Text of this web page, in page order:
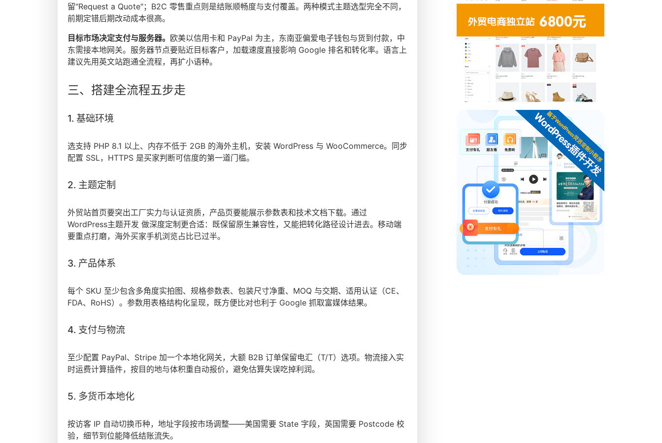
留"Request a Quote"；B2C 零售重点则是结账顺畅度与支付覆盖。两种模式主题选型完全不同，
前期定错后期改动成本很高。
目标市场决定支付与服务器。 欧美以信用卡和 PayPal 为主，东南亚偏爱电子钱包与货到付款，中
东需接本地网关。服务器节点要贴近目标客户，加载速度直接影响 Google 排名和转化率。语言上
建议先用英文站跑通全流程，再扩小语种。
三、搭建全流程五步走
1. 基础环境
选支持 PHP 8.1 以上、内存不低于 2GB 的海外主机，安装 WordPress 与 WooCommerce。同步
配置 SSL，HTTPS 是买家判断可信度的第一道门槛。
2. 主题定制
外贸站首页要突出工厂实力与认证资质，产品页要能展示参数表和技术文档下载。通过
WordPress主题开发 做深度定制更合适：既保留原生兼容性，又能把转化路径设计进去。移动端
要重点打磨，海外买家手机浏览占比已过半。
3. 产品体系
每个 SKU 至少包含多角度实拍图、规格参数表、包装尺寸净重、MOQ 与交期、适用认证（CE、
FDA、RoHS）。参数用表格结构化呈现，既方便比对也利于 Google 抓取富媒体结果。
4. 支付与物流
至少配置 PayPal、Stripe 加一个本地化网关，大额 B2B 订单保留电汇（T/T）选项。物流接入实
时运费计算插件，按目的地与体积重自动报价，避免估算失误吃掉利润。
5. 多货币本地化
按访客 IP 自动切换币种，地址字段按市场调整——美国需要 State 字段，英国需要 Postcode 校
验，细节到位能降低结账流失。